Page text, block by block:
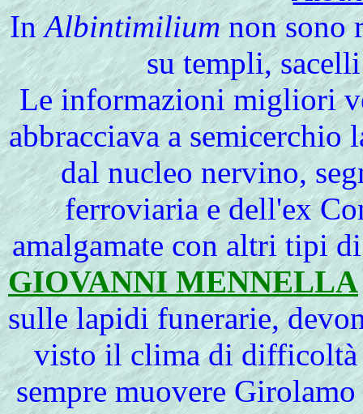
InAlbintimiliumnon sono
su templi,
Leinformazioni migliori
abbracciava a semicerchio
dal nucleo nervino,
ferroviaria e dell'ex
amalgamate con altri tipi
GIOVANNI MENNELLA
sulle lapidi funerarie,
visto il clima di difficoltà
sempre muovere